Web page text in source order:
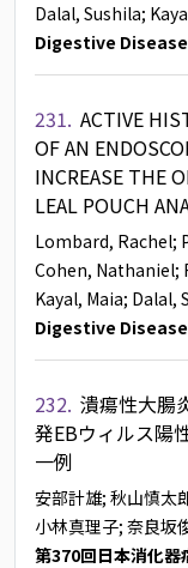
Dalal, Sushila;
Digestive
231. ACTIVE
OF AN
INCREASE THE
LEAL POUCH
Lombard, Rachel;
Cohen, Nathaniel;
Kayal, Maia; Dalal,
Digestive
232. 潰瘍性大腸
発EBウィルス陽
一例
安部計雄; 秋山慎太
小林真理子; 奈良坂
第370回日本消化器